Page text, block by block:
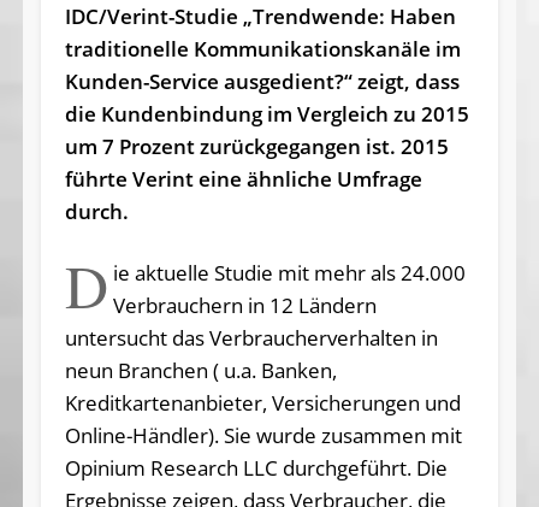
IDC/­Verint-­Studie „Trendwende: Haben
traditionelle Kommunikationskanäle im
Kunden-Service ausgedient?“ zeigt, dass
die Kundenbindung im Vergleich zu 2015
um 7 Prozent zurückgegangen ist. 2015
führte Verint eine ähnliche Umfrage
durch.
D ie aktuelle Studie mit mehr als 24.000
Verbrauchern in 12 Ländern
untersucht das Verbraucherverhalten in
neun Branchen ( u.a. Banken,
Kreditkartenanbieter, Versicherungen und
Online-Händler). Sie wurde zusammen mit
Opinium Research LLC durchgeführt. Die
Ergebnisse zeigen, dass Verbraucher, die